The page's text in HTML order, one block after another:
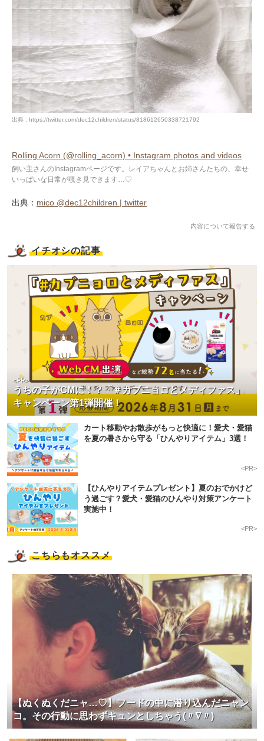
出典 : https://twitter.com/dec12children/status/818612650338721792
Rolling Acorn (@rolling_acorn) • Instagram photos and videos
飼い主さんのInstagramページです。レイアちゃんとお姉さんたちの、幸せ
いっぱいな日常が覗き見できます…♡
出典： mico @dec12children | twitter
内容について報告する
イチオシの記事
うちの子がCMに！？「＃カブニョロとメディファス」
キャンペーン第1弾開催！
<PR>
カート移動やお散歩がもっと快適に！愛犬・愛猫
を夏の暑さから守る「ひんやりアイテム」3選！
<PR>
【ひんやりアイテムプレゼント】夏のおでかけど
う過ごす？愛犬・愛猫のひんやり対策アンケート
実施中！
<PR>
こちらもオススメ
【ぬくぬくだニャ…♡】フードの中に潜り込んだニャン
コ。その行動に思わずキュンとしちゃう(〃∇〃)